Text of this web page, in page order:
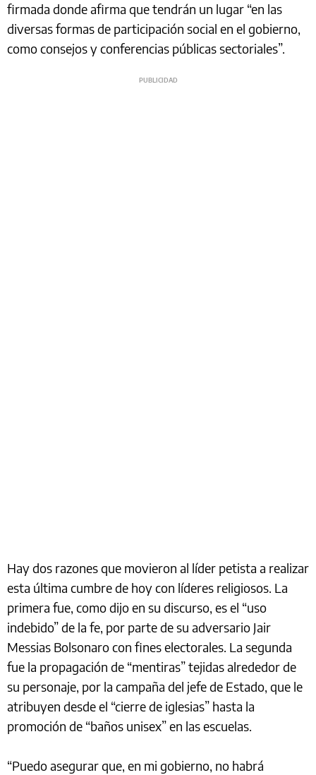
firmada donde afirma que tendrán un lugar “en las
diversas formas de participación social en el gobierno,
como consejos y conferencias públicas sectoriales”.
Hay dos razones que movieron al líder petista a realizar
esta última cumbre de hoy con líderes religiosos. La
primera fue, como dijo en su discurso, es el “uso
indebido” de la fe, por parte de su adversario Jair
Messias Bolsonaro con fines electorales. La segunda
fue la propagación de “mentiras” tejidas alrededor de
su personaje, por la campaña del jefe de Estado, que le
atribuyen desde el “cierre de iglesias” hasta la
promoción de “baños unisex” en las escuelas.
“Puedo asegurar que, en mi gobierno, no habrá